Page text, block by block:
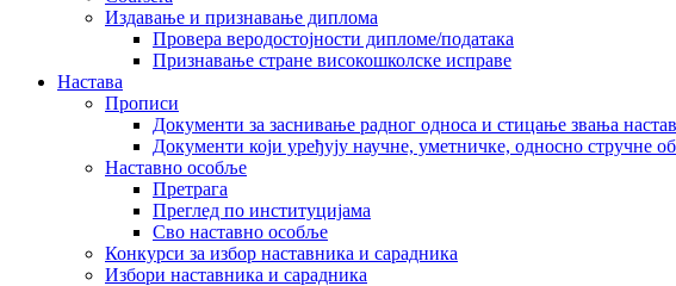
Издавање и признавање диплома
Провера веродостојности дипломе/података
Признавање стране високошколске исправе
Настава
Прописи
Документи за заснивање радног односа и стицање звања
Документи који уређују научне, уметничке, односно стручне
Наставно особље
Претрага
Преглед по институцијама
Сво наставно особље
Конкурси за избор наставника и сарадника
Избори наставника и сарадника